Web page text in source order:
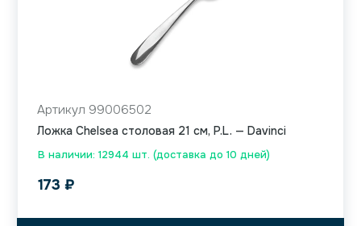
В наличии: 12944 шт. (доставка до 10 дней)
Артикул 99006502
Ложка Chelsea столовая 21 см, P.L. — Davinci
173 ₽